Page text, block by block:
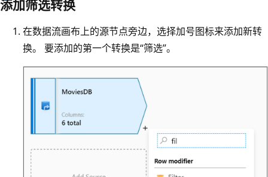
添加筛选转换
在数据流画布上的源节点旁边，选择加号图标来添加新转
换。 要添加的第一个转换是“筛选”。